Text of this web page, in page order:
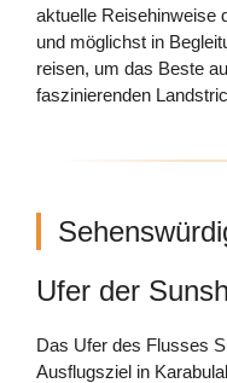
aktuelle Reisehinweise
und möglichst in
reisen, um das Beste
faszinierenden
Ufer der
Das Ufer des Flusses
Ausflugsziel in